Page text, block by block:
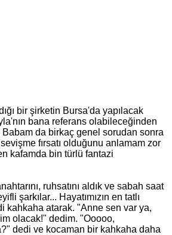
bir şirketin Bursa'da yapılacak
bana referans olabileceğinden
da birkaç genel sorudan sonra
fırsatı olduğunu anlamam zor
kafamda bin türlü fantazi
ruhsatını aldık ve sabah saat
şarkılar... Hayatımızın en tatlı
kahkaha atarak. "Anne sen var ya,
olacak!" dedim. "Ooooo,
dedi ve kocaman bir kahkaha daha